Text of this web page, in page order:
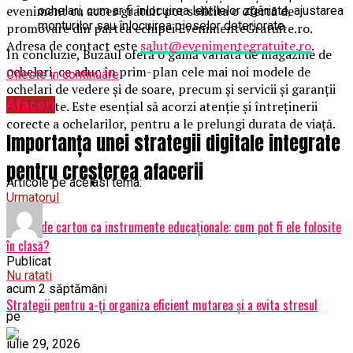
ochelari, cum ar fi înlocuirea lentilelor zgâriate, ajustarea
monturilor sau înlocuirea pieselor deteriorate.
În concluzie, Buzăul oferă o gamă variată de magazine de
ochelari, ce aduc în prim-plan cele mai noi modele de
ochelari de vedere și de soare, precum și servicii și garanții
de calitate. Este esențial să acorzi atenție și întreținerii
corecte a ochelarilor, pentru a le prelungi durata de viață.
Articole pe aceiasi tema:
Urmatorul
Cutiile de carton ca instrumente educaționale: cum pot fi ele folosite
în clasă?
Nu ratati
Strategii pentru a-ți organiza eficient mutarea și a evita stresul
eveniment cu acces gratuit pot solicita o ofertă de
promovare din partea echipei EvenimenteGratuite.ro.
Adresa de contact este salut@evenimentegratuite.ro.
Citeste in continuare
Afaceri
Importanța unei strategii digitale integrate
pentru creșterea afacerii
Publicat
acum 2 săptămâni
pe
iulie 29, 2026